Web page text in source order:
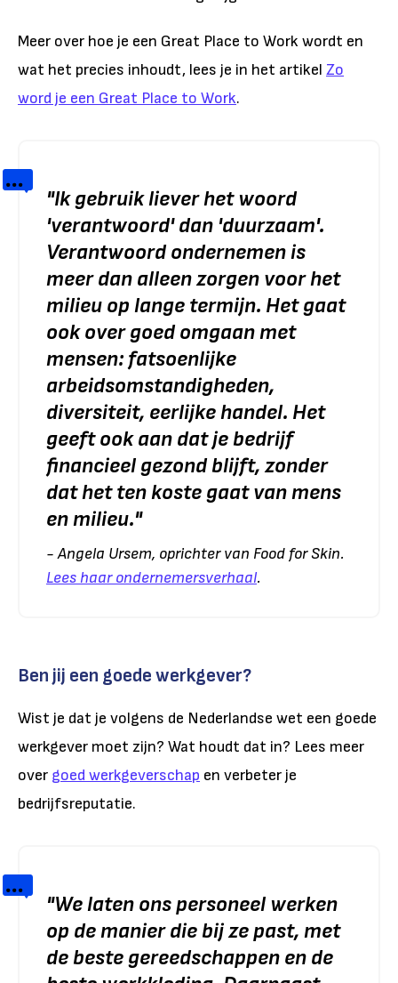
Meer over hoe je een Great Place to Work wordt en
wat het precies inhoudt, lees je in het artikel Zo
word je een Great Place to Work.
"Ik gebruik liever het woord
'verantwoord' dan 'duurzaam'.
Verantwoord ondernemen is
meer dan alleen zorgen voor het
milieu op lange termijn. Het gaat
ook over goed omgaan met
mensen: fatsoenlijke
arbeidsomstandigheden,
diversiteit, eerlijke handel. Het
geeft ook aan dat je bedrijf
financieel gezond blijft, zonder
dat het ten koste gaat van mens
en milieu."
- Angela Ursem, oprichter van Food for Skin.
Lees haar ondernemersverhaal.
Ben jij een goede werkgever?
Wist je dat je volgens de Nederlandse wet een goede
werkgever moet zijn? Wat houdt dat in? Lees meer
over goed werkgeverschap en verbeter je
bedrijfsreputatie.
"We laten ons personeel werken
op de manier die bij ze past, met
de beste gereedschappen en de